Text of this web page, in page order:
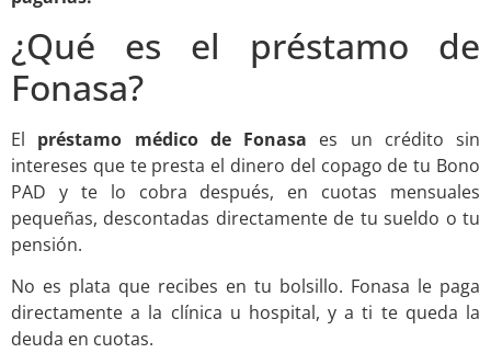
¿Qué es el préstamo de
Fonasa?
El préstamo médico de Fonasa es un crédito sin
intereses que te presta el dinero del copago de tu Bono
PAD y te lo cobra después, en cuotas mensuales
pequeñas, descontadas directamente de tu sueldo o tu
pensión.
No es plata que recibes en tu bolsillo. Fonasa le paga
directamente a la clínica u hospital, y a ti te queda la
deuda en cuotas.